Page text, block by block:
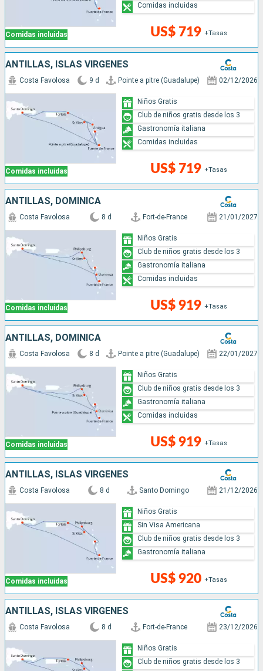
Comidas incluidas US$ 719 +Tasas
Comidas incluidas
ANTILLAS, ISLAS VÍRGENES
Comidas incluidas
Costa Favolosa 9 d Pointe a pitre (Guadalupe) 02/12/2026
US$ 719 +Tasas
Niños Gratis
Club de niños gratis desde los 3
Gastronomía italiana
Comidas incluidas
ANTILLAS, DOMINICA
Comidas incluidas
Costa Favolosa 8 d Fort-de-France 21/01/2027
US$ 919 +Tasas
Niños Gratis
Club de niños gratis desde los 3
Gastronomía italiana
Comidas incluidas
ANTILLAS, DOMINICA
Comidas incluidas
Costa Favolosa 8 d Pointe a pitre (Guadalupe) 22/01/2027
US$ 919 +Tasas
Niños Gratis
Club de niños gratis desde los 3
Gastronomía italiana
Comidas incluidas
ANTILLAS, ISLAS VÍRGENES
Comidas incluidas
Costa Favolosa 8 d Santo Domingo 21/12/2026
US$ 920 +Tasas
Niños Gratis
Sin Visa Americana
Club de niños gratis desde los 3
Gastronomía italiana
ANTILLAS, ISLAS VÍRGENES
Costa Favolosa 8 d Fort-de-France 23/12/2026
Niños Gratis
Club de niños gratis desde los 3